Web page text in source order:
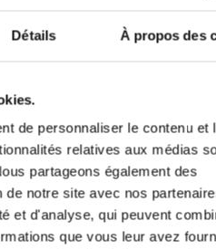
Détails À propos des
de personnaliser le contenu et
relatives aux médias
partageons également des
de notre site avec nos
et d'analyse, qui peuvent
que vous leur avez
AVENTURE
CONTACTEZ-NOUS